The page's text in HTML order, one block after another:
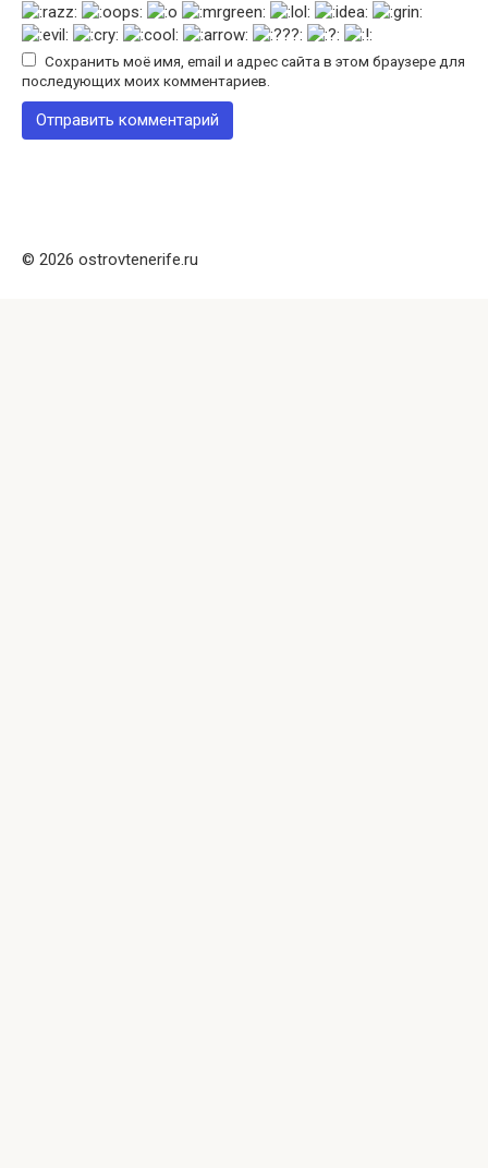
Сохранить моё имя, email и адрес сайта в этом браузере для
последующих моих комментариев.
© 2026 ostrovtenerife.ru